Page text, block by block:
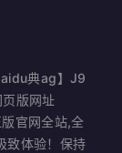
典ag】J9
版网址
官网全站,全
致体验！保持